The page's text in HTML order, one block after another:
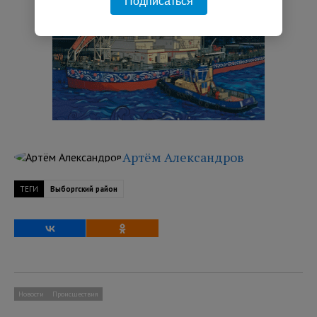
Артём Александров
ТЕГИ Выборгский район
Новости Происшествия